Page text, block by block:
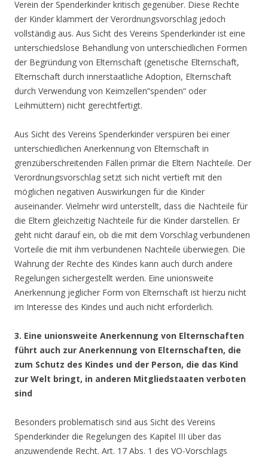
Verein der Spenderkinder kritisch gegenüber. Diese Rechte
der Kinder klammert der Verordnungsvorschlag jedoch
vollständig aus. Aus Sicht des Vereins Spenderkinder ist eine
unterschiedslose Behandlung von unterschiedlichen Formen
der Begründung von Elternschaft (genetische Elternschaft,
Elternschaft durch innerstaatliche Adoption, Elternschaft
durch Verwendung von Keimzellen“spenden“ oder
Leihmüttern) nicht gerechtfertigt.
Aus Sicht des Vereins Spenderkinder verspüren bei einer
unterschiedlichen Anerkennung von Elternschaft in
grenzüberschreitenden Fällen primär die Eltern Nachteile. Der
Verordnungsvorschlag setzt sich nicht vertieft mit den
möglichen negativen Auswirkungen für die Kinder
auseinander. Vielmehr wird unterstellt, dass die Nachteile für
die Eltern gleichzeitig Nachteile für die Kinder darstellen. Er
geht nicht darauf ein, ob die mit dem Vorschlag verbundenen
Vorteile die mit ihm verbundenen Nachteile überwiegen. Die
Wahrung der Rechte des Kindes kann auch durch andere
Regelungen sichergestellt werden. Eine unionsweite
Anerkennung jeglicher Form von Elternschaft ist hierzu nicht
im Interesse des Kindes und auch nicht erforderlich.
3. Eine unionsweite Anerkennung von Elternschaften
führt auch zur Anerkennung von Elternschaften, die
zum Schutz des Kindes und der Person, die das Kind
zur Welt bringt, in anderen Mitgliedstaaten verboten
sind
Besonders problematisch sind aus Sicht des Vereins
Spenderkinder die Regelungen des Kapitel III über das
anzuwendende Recht. Art. 17 Abs. 1 des VO-Vorschlags